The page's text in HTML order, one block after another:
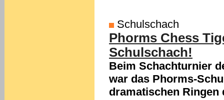
Schulschach
Phorms Chess
Schulschach!
Beim Schachturnier
war das Phorms-
dramatischen Ringen